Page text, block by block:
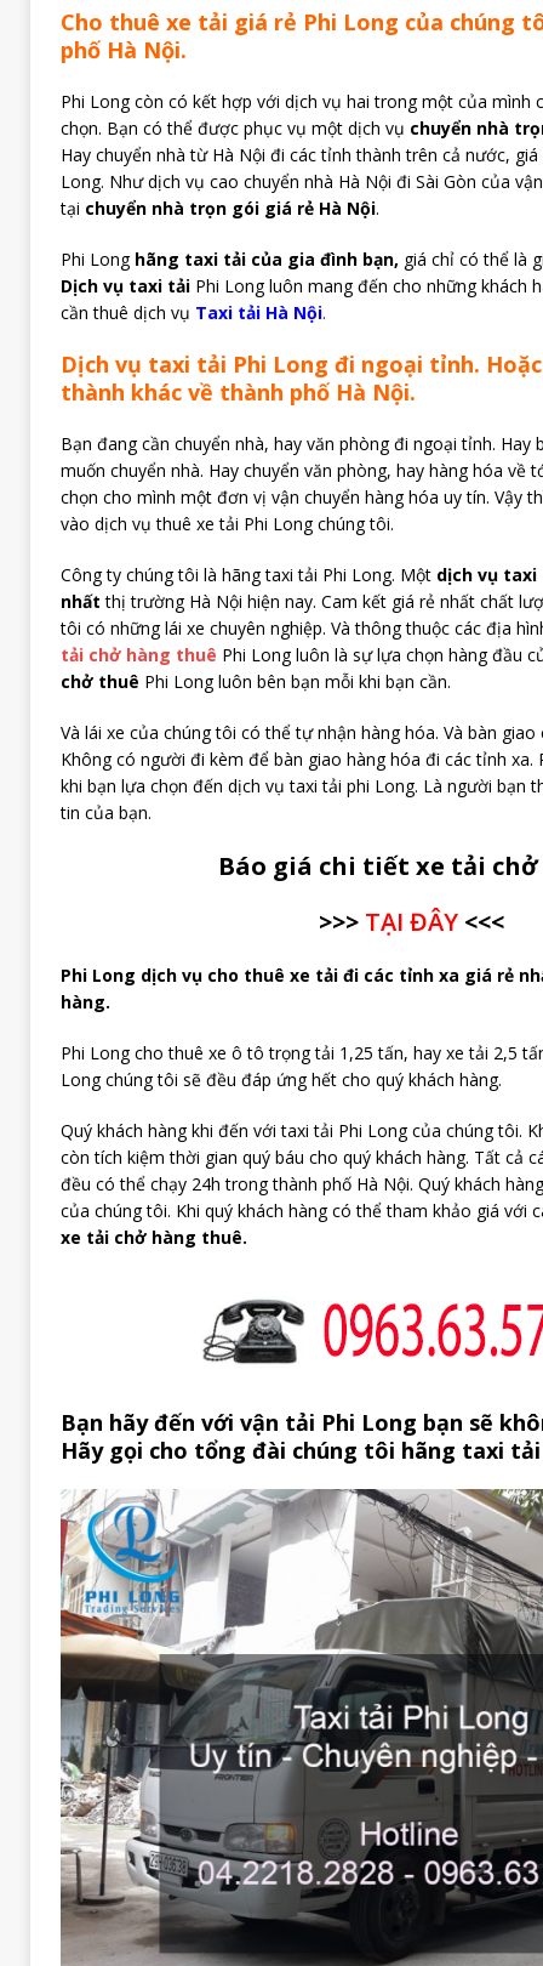
Cho thuê xe tải giá rẻ Phi Long của chúng
phố Hà Nội.
Phi Long còn có kết hợp với dịch vụ hai trong một của mình
chọn. Bạn có thể được phục vụ một dịch vụ chuyển nhà
Hay chuyển nhà từ Hà Nội đi các tỉnh thành trên cả nước,
Long. Như dịch vụ cao chuyển nhà Hà Nội đi Sài Gòn của
tại chuyển nhà trọn gói giá rẻ Hà Nội.
Phi Longhãng taxi tải của gia đình bạn, giá chỉ có thể là
Dịch vụ taxi tảiPhi Long luôn mang đến cho những khách
cần thuê dịch vụ Taxi tải Hà Nội.
Dịch vụ taxi tải Phi Long đi ngoại tỉnh.
thành khác về thành phố Hà Nội.
Bạn đang cần chuyển nhà, hay văn phòng đi ngoại tỉnh. Hay
muốn chuyển nhà. Hay chuyển văn phòng, hay hàng hóa về
chọn cho mình một đơn vị vận chuyển hàng hóa uy tín. Vậy
vào dịch vụ thuê xe tải Phi Long chúng tôi.
Công ty chúng tôi là hãng taxi tải Phi Long. Một dịch vụ
nhất thị trường Hà Nội hiện nay. Cam kết giá rẻ nhất chất
tôi có những lái xe chuyên nghiệp. Và thông thuộc các địa
tải chở hàng thuê Phi Long luôn là sự lựa chọn hàng đầu
chở thuê Phi Long luôn bên bạn mỗi khi bạn cần.
Và lái xe của chúng tôi có thể tự nhận hàng hóa. Và bàn giao
Không có người đi kèm để bàn giao hàng hóa đi các tỉnh xa.
khi bạn lựa chọn đến dịch vụ taxi tải phi Long. Là người bạn
tin của bạn.
Báo giá chi tiết xe tải
>>> TẠI ĐÂY<<<
Phi Long dịch vụ cho thuê xe tải đi các tỉnh xa giá rẻ
hàng.
Phi Long cho thuê xe ô tô trọng tải 1,25 tấn, hay xe tải 2,5
Long chúng tôi sẽ đều đáp ứng hết cho quý khách hàng.
Quý khách hàng khi đến với taxi tải Phi Long của chúng tôi.
còn tích kiệm thời gian quý báu cho quý khách hàng. Tất cả
đều có thể chạy 24h trong thành phố Hà Nội. Quý khách
của chúng tôi. Khi quý khách hàng có thể tham khảo giá với
xe tải chở hàng thuê.
Bạn hãy đến với vận tải Phi Long bạn sẽ
Hãy gọi cho tổng đài chúng tôi hãng taxi